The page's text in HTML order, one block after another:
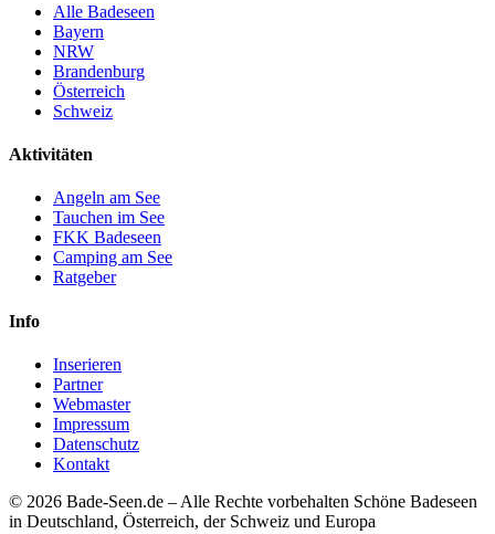
Alle Badeseen
Bayern
NRW
Brandenburg
Österreich
Schweiz
Aktivitäten
Angeln am See
Tauchen im See
FKK Badeseen
Camping am See
Ratgeber
Info
Inserieren
Partner
Webmaster
Impressum
Datenschutz
Kontakt
© 2026 Bade-Seen.de – Alle Rechte vorbehalten Schöne Badeseen
in Deutschland, Österreich, der Schweiz und Europa